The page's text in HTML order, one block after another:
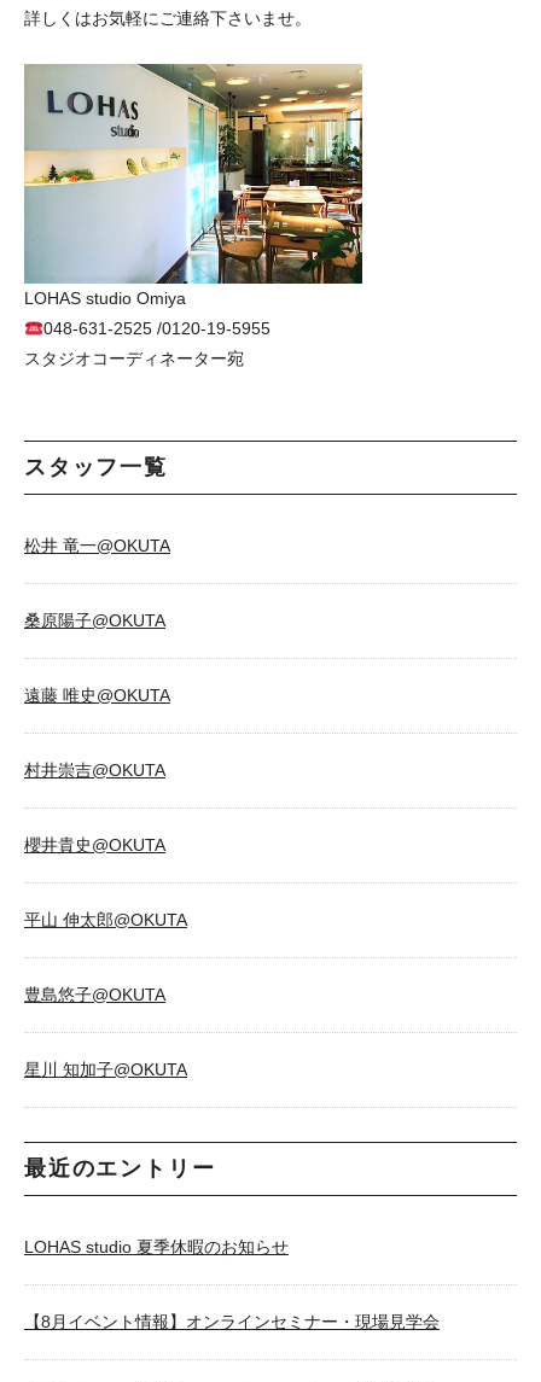
詳しくはお気軽にご連絡下さいませ。
LOHAS studio Omiya
048-631-2525 /0120-19-5955
スタジオコーディネーター宛
スタッフ一覧
松井 竜一@OKUTA
桑原陽子@OKUTA
遠藤 唯史@OKUTA
村井崇吉@OKUTA
櫻井貴史@OKUTA
平山 伸太郎@OKUTA
豊島悠子@OKUTA
星川 知加子@OKUTA
最近のエントリー
LOHAS studio 夏季休暇のお知らせ
【8月イベント情報】オンラインセミナー・現場見学会